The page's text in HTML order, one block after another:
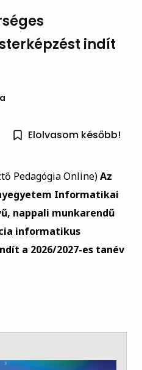
indít
Elolvasom később!
Pedagógia Online)Az
Informatikai
nappali munkarendű
informatikus
a 2026/2027-es tanév